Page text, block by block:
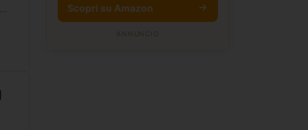
Scopri su Amazon
ANNUNCIO